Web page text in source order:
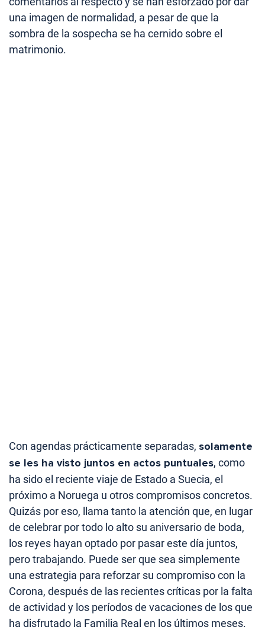
una imagen de normalidad, a pesar de que la
sombra de la sospecha se ha cernido sobre el
matrimonio.
Con agendas prácticamente separadas, solamente
se les ha visto juntos en actos puntuales, como
ha sido el reciente viaje de Estado a Suecia, el
próximo a Noruega u otros compromisos concretos.
Quizás por eso, llama tanto la atención que, en lugar
de celebrar por todo lo alto su aniversario de boda,
los reyes hayan optado por pasar este día juntos,
pero trabajando. Puede ser que sea simplemente
una estrategia para reforzar su compromiso con la
Corona, después de las recientes críticas por la falta
de actividad y los períodos de vacaciones de los que
ha disfrutado la Familia Real en los últimos meses.